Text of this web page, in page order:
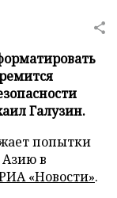
Галузин.
попытки
в
«Новости».